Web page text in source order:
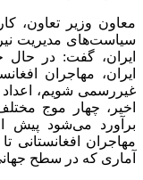
معاون وزیر تعاون،
سیاست‌های مدیریت
ایران، گفت: در
ایران، مهاجران
غیررسمی شویم، اعداد
اخیر، چهار موج
برآورد می‌شود پیش
آماری که در سطح